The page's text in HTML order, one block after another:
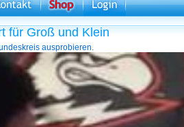
für Groß und Klein
ausprobieren.